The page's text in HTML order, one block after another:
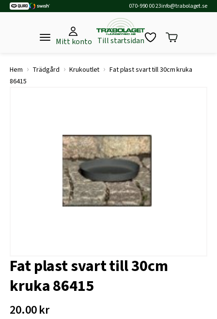
070-990 00 23info@trabolaget.se
Mitt konto Till startsidan
Hem › Trädgård › Krukoutlet › Fat plast svart till 30cm kruka
86415
Fat plast svart till 30cm
kruka 86415
20.00kr